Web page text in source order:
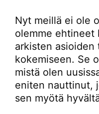
Nyt meillä ei ole
olemme ehtineet
arkisten asioiden
kokemiseen. Se
mistä olen
eniten nauttinut,
sen myötä